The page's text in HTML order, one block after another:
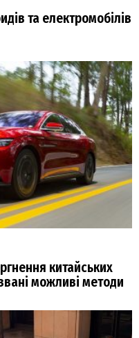
та електромобілів
китайських
можливі методи